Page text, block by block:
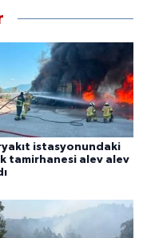
istasyonundaki
tamirhanesi alev alev